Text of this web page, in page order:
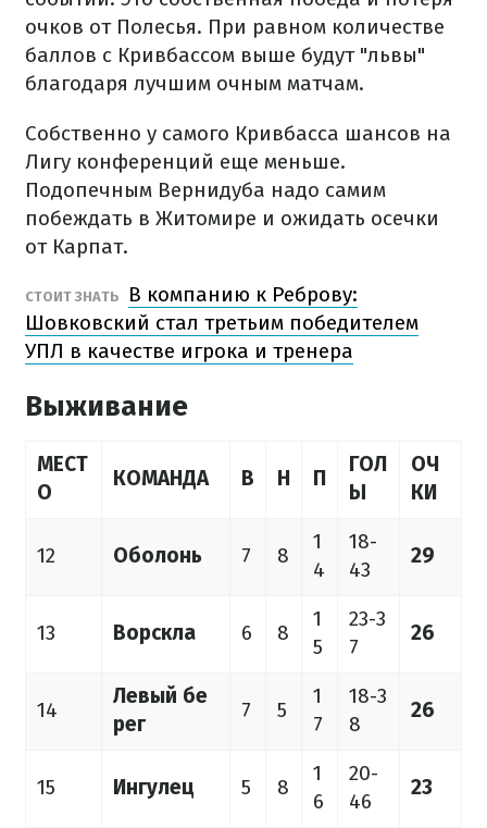
очков от Полесья. При равном количестве
баллов с Кривбассом выше будут "львы"
благодаря лучшим очным матчам.
Собственно у самого Кривбасса шансов на
Лигу конференций еще меньше.
Подопечным Вернидуба надо самим
побеждать в Житомире и ожидать осечки
от Карпат.
СТОИТ ЗНАТЬ
В компанию к Реброву:
Шовковский стал третьим победителем
УПЛ в качестве игрока и тренера
Выживание
МЕСТ
О
КОМАНДА В Н П
ГОЛ
Ы
ОЧ
КИ
12 Оболонь 7 8
1
4
18-
43
29
13 Ворскла 6 8
1
5
23-3
7
26
14
Левый бе
рег
7 5
1
7
18-3
8
26
15 Ингулец 5 8
1
6
20-
46
23